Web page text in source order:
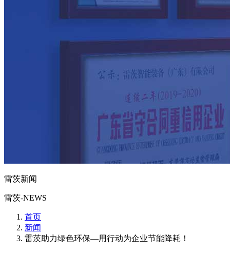
雷茨新闻
雷茨-NEWS
首页
新闻
雷茨助力绿色环保—用行动为企业节能降耗！